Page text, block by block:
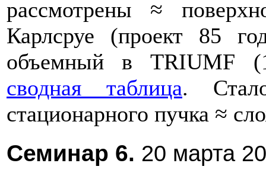
рассмотрены ≈
Карлсруе (проект 85
объемный в TRIUMF
сводная таблица.
стационарного пучка ≈
Семинар 6. 20 марта